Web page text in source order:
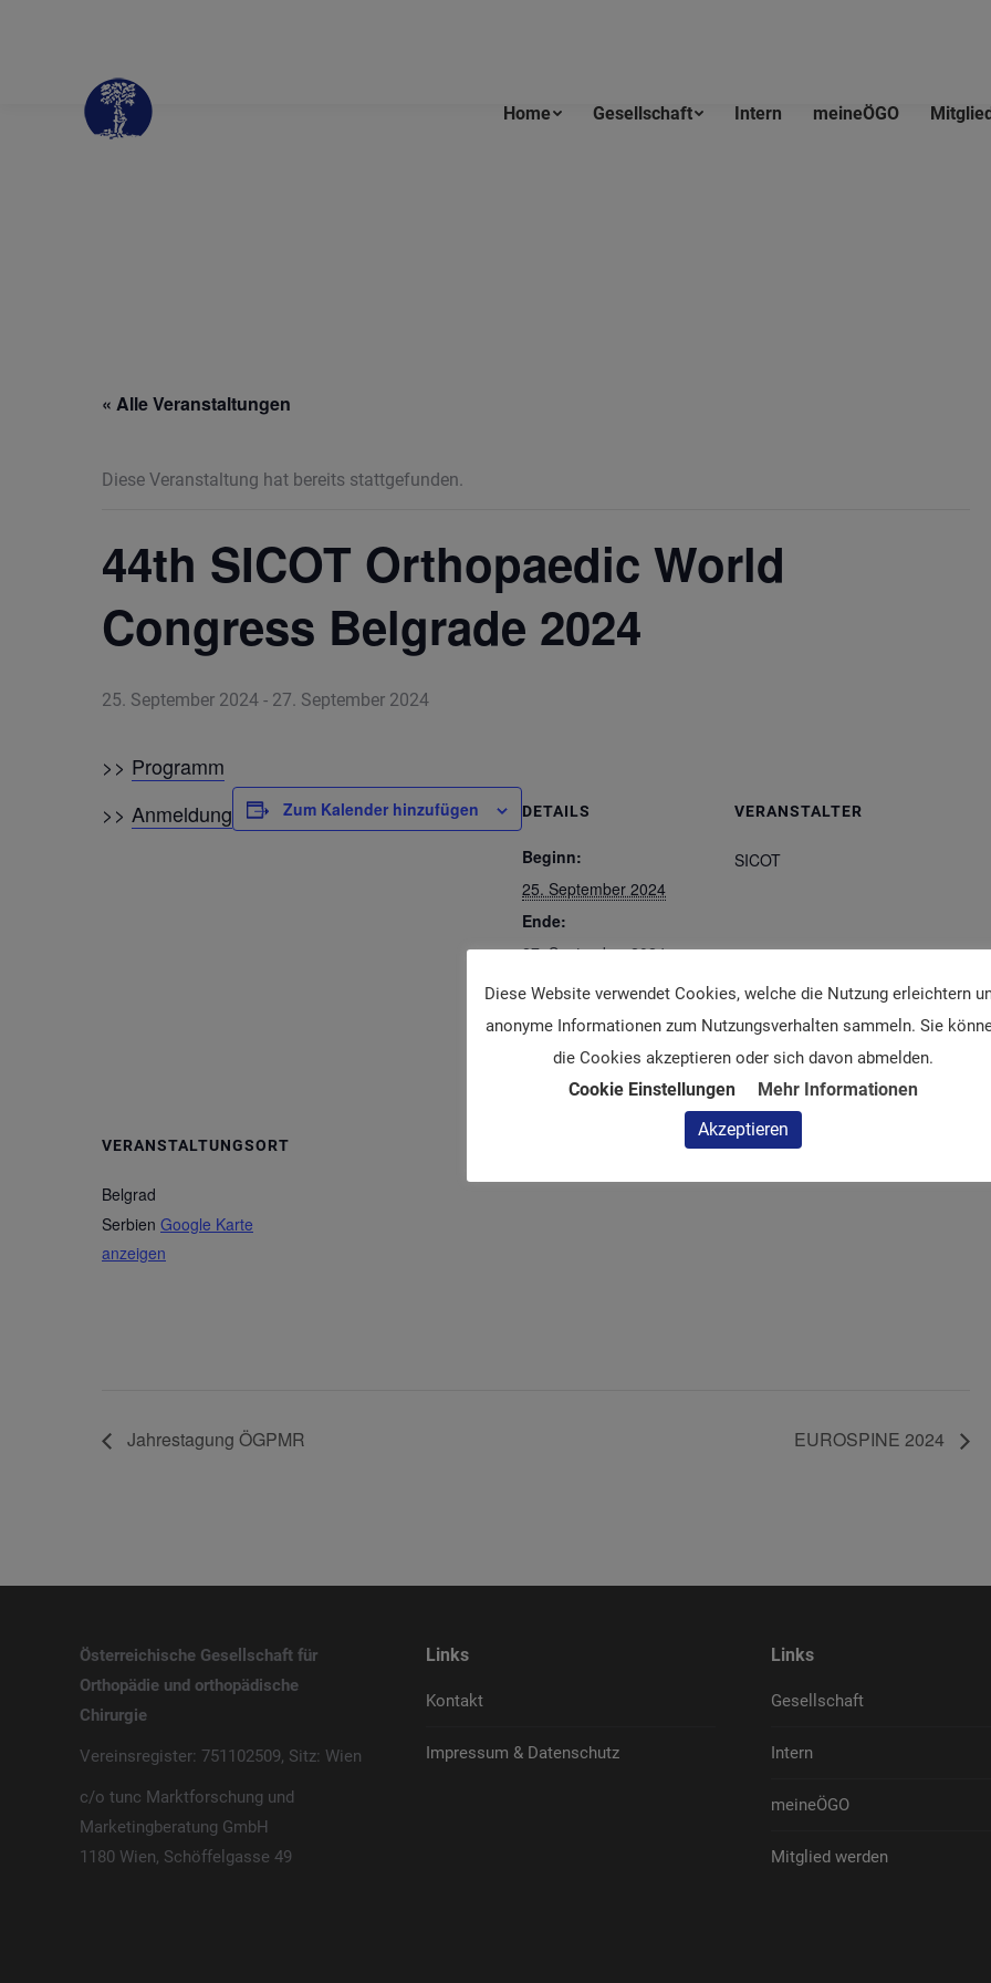
Home Gesellschaft Intern meineÖGO
« Alle Veranstaltungen
Diese Veranstaltung hat bereits stattgefunden.
44th SICOT Orthopaedic World
Congress Belgrade 2024
25. September 2024 - 27. September 2024
>> Programm
>> Anmeldung Zum Kalender hinzufügen DETAILS
Beginn:
25. September 2024
Ende:
27. September 2024
Website:
https://sicot.eventsair.com/
belgrade/
VERANSTALTER
SICOT
VERANSTALTUNGSORT
Belgrad
Serbien Google Karte
anzeigen
Jahrestagung ÖGPMR EUROSPINE 2024
Österreichische Gesellschaft für
Orthopädie und orthopädische
Chirurgie
Vereinsregister: 751102509, Sitz: Wien
c/o tunc Marktforschung und
Marketingberatung GmbH
1180 Wien, Schöffelgasse 49
Links
Kontakt
Impressum & Datenschutz
Links
Gesellschaft
Intern
meineÖGO
Mitglied werden
Diese Website verwendet Cookies, welche die Nutzung erleichtern
anonyme Informationen zum Nutzungsverhalten sammeln. Sie
die Cookies akzeptieren oder sich davon abmelden.
Cookie Einstellungen
Mehr Informationen
Akzeptieren